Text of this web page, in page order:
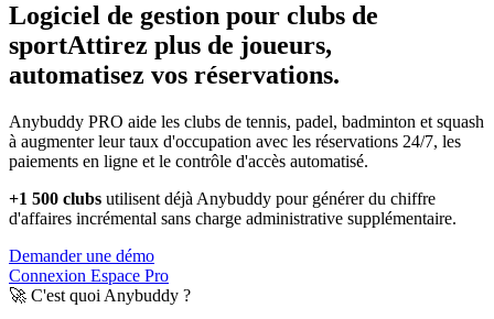
Logiciel de gestion pour clubs de
sportAttirez plus de joueurs,
automatisez vos réservations.
Anybuddy PRO aide les clubs de tennis, padel, badminton et squash
à augmenter leur taux d'occupation avec les réservations 24/7, les
paiements en ligne et le contrôle d'accès automatisé.
+1 500 clubs utilisent déjà Anybuddy pour générer du chiffre
d'affaires incrémental sans charge administrative supplémentaire.
Demander une démo
Connexion Espace Pro
🚀 C'est quoi Anybuddy ?